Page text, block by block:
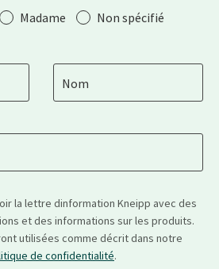
Madame Non spécifié
Nom
la lettre dinformation Kneipp avec des
et des informations sur les produits.
utilisées comme décrit dans notre
de confidentialité.